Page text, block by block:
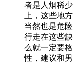
者是人烟稀
上，这些地
当然也是危
行走在这些
么就一定要
性，建议和